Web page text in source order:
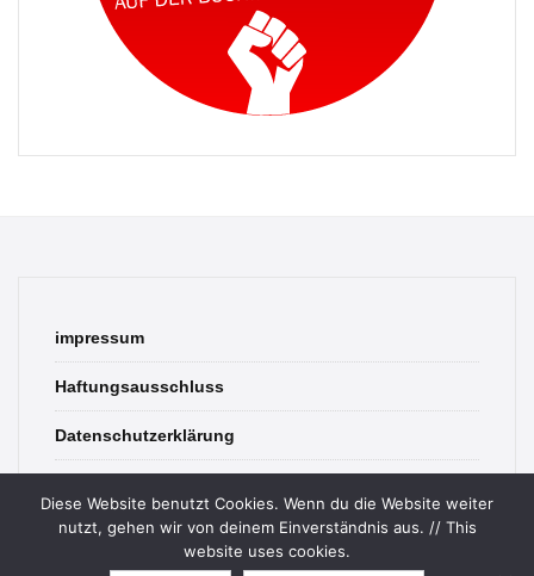
impressum
Haftungsausschluss
Datenschutzerklärung
Diese Website benutzt Cookies. Wenn du die Website weiter
nutzt, gehen wir von deinem Einverständnis aus. // This
website uses cookies.